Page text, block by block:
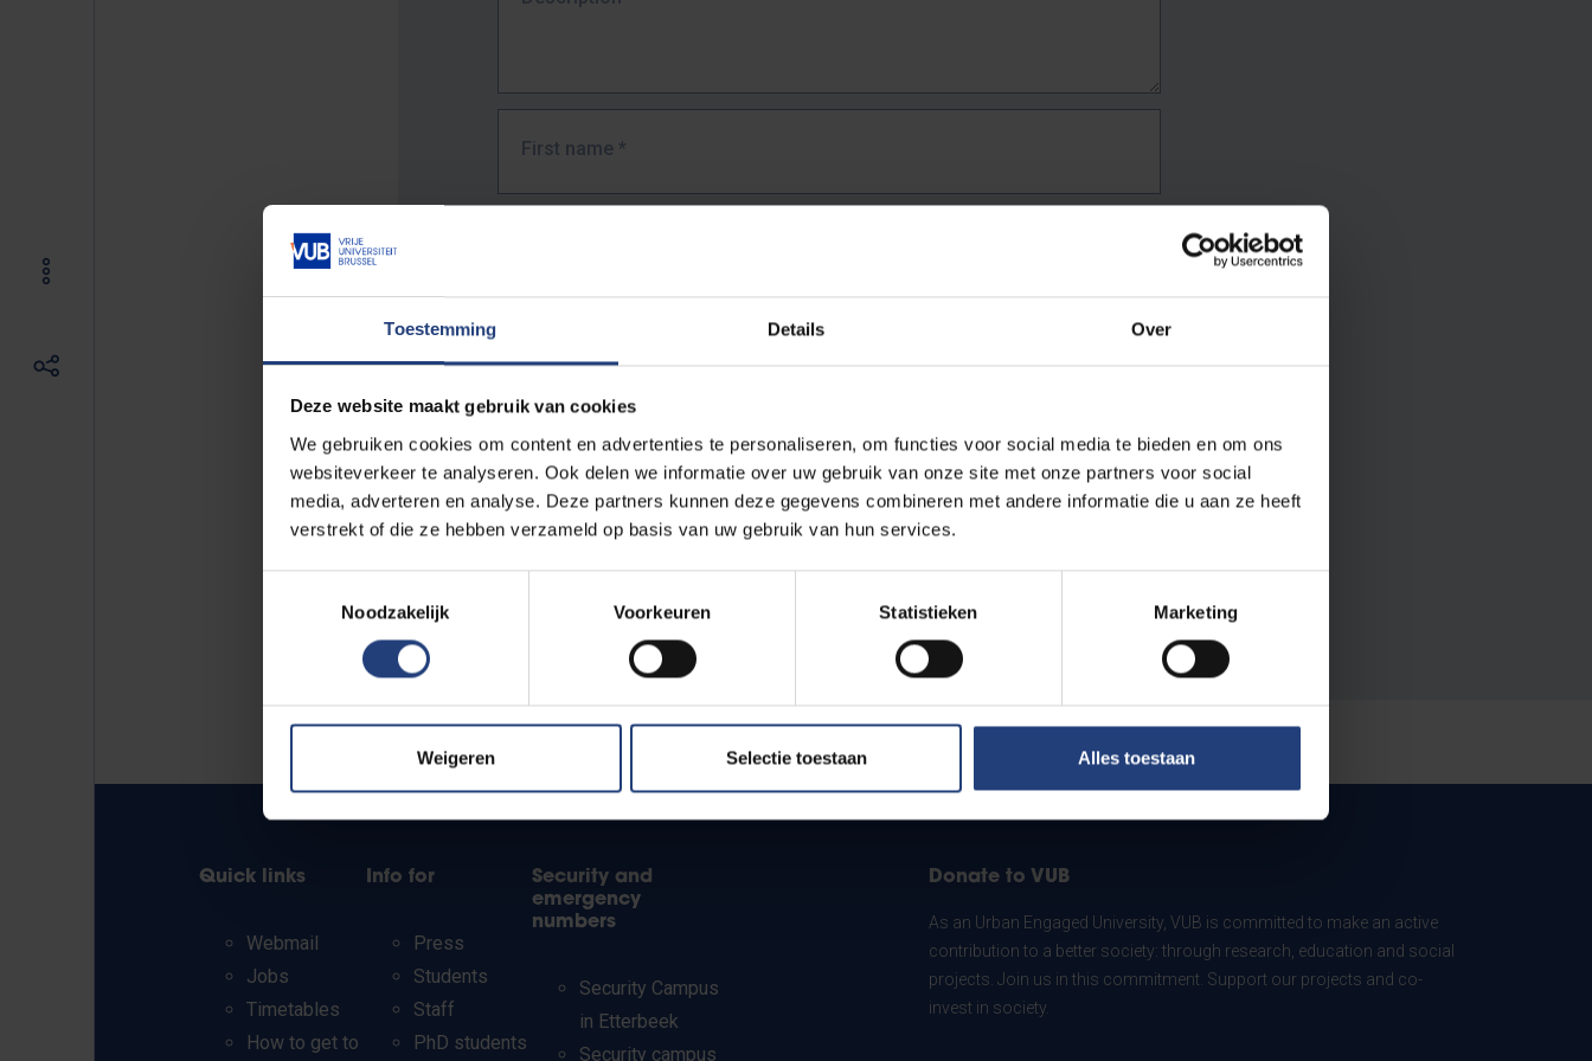
Toestemming Details Over
Deze website maakt gebruik van cookies
We gebruiken cookies om content en advertenties te personaliseren, om functies voor social media te bieden en om ons
websiteverkeer te analyseren. Ook delen we informatie over uw gebruik van onze site met onze partners voor social
media, adverteren en analyse. Deze partners kunnen deze gegevens combineren met andere informatie die u aan ze heeft
verstrekt of die ze hebben verzameld op basis van uw gebruik van hun services.
Noodzakelijk
Voorkeuren Statistieken Marketing
Weigeren Selectie toestaan Alles toestaan
First name *
The full URL of the page where you encountered the error.
E.g. https://www.vub.be/nl/studeren-aan-de-vub/alle-opleidingen
Quick links
Webmail
Jobs
Timetables
How to get to
Info for
Press
Students
Staff
PhD students
Security and
emergency
numbers
Security Campus
in Etterbeek
Security campus
Donate to VUB
As an Urban Engaged University, VUB is committed to make an active
contribution to a better society: through research, education and social
projects. Join us in this commitment. Support our projects and co-
invest in society.